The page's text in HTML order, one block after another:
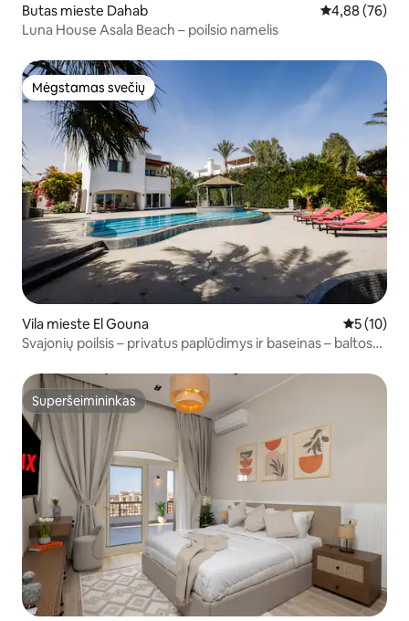
Butas mieste Dahab Vidutinis
4,88 (76)
Luna House Asala Beach – poilsio namelis
Mėgstamas svečių
Mėgstamas svečių
Vila mieste El Gouna Vidutinis
5 (10)
Svajonių poilsis – privatus paplūdimys ir baseinas – baltos
Superšeimininkas
Superšeimininkas